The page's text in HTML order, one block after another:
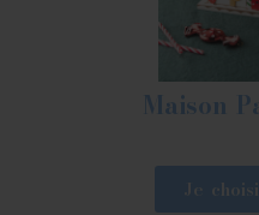
Maison
Je